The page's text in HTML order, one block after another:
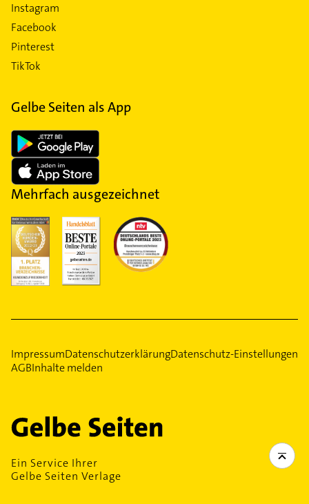
Instagram
Facebook
Pinterest
TikTok
Gelbe Seiten als App
Mehrfach ausgezeichnet
ImpressumDatenschutzerklärungDatenschutz-Einstellungen
AGBInhalte melden
Ein Service Ihrer
Gelbe Seiten Verlage